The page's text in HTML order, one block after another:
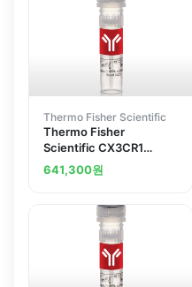
Thermo Fisher Scientific
Thermo Fisher
Scientific CX3CR1
Polyclonal Antibody
641,300원